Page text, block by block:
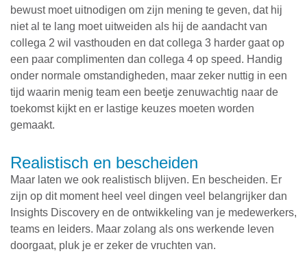
bewust moet uitnodigen om zijn mening te geven, dat hij
niet al te lang moet uitweiden als hij de aandacht van
collega 2 wil vasthouden en dat collega 3 harder gaat op
een paar complimenten dan collega 4 op speed. Handig
onder normale omstandigheden, maar zeker nuttig in een
tijd waarin menig team een beetje zenuwachtig naar de
toekomst kijkt en er lastige keuzes moeten worden
gemaakt.
Realistisch en bescheiden
Maar laten we ook realistisch blijven. En bescheiden. Er
zijn op dit moment heel veel dingen veel belangrijker dan
Insights Discovery en de ontwikkeling van je medewerkers,
teams en leiders. Maar zolang als ons werkende leven
doorgaat, pluk je er zeker de vruchten van.